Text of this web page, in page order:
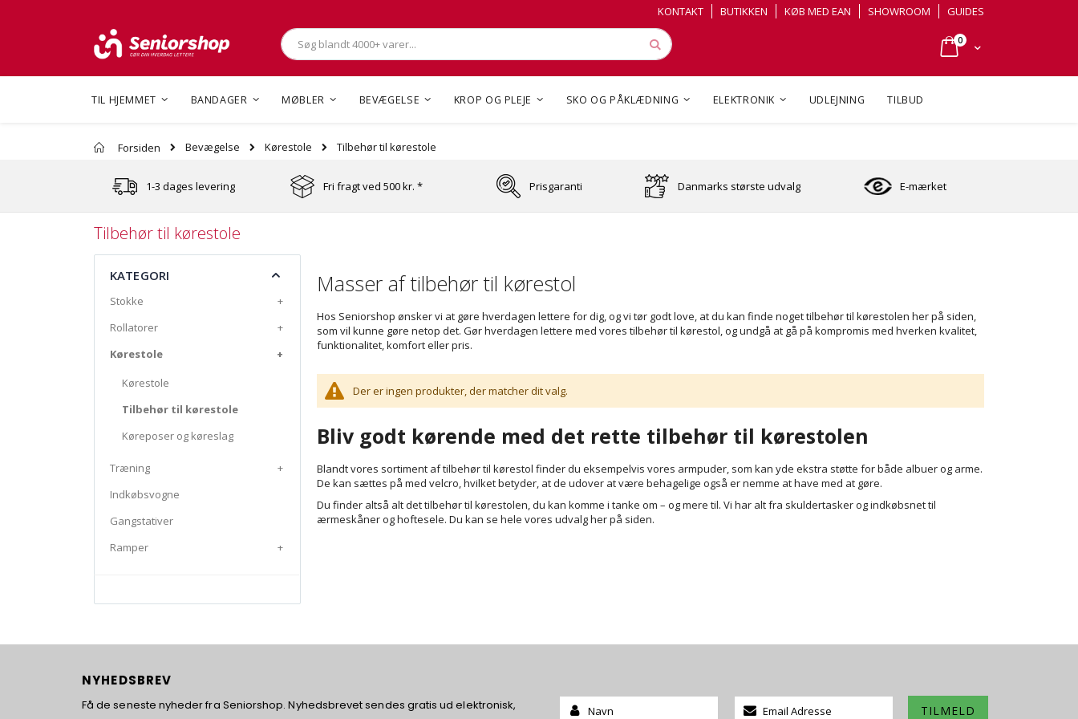
Cart
0varer
Søg
Søg
to
to
KONTAKT BUTIKKEN KØB MED EAN SHOWROOM GUIDES
TIL HJEMMET BANDAGER MØBLER BEVÆGELSE KROP OG PLEJE SKO OG PÅKLÆDNING ELEKTRONIK UDLEJNING TILBUD
Forsiden Bevægelse Kørestole Tilbehør til kørestole
1-3 dages levering Fri fragt ved 500 kr. * Prisgaranti Danmarks største udvalg E-mærket
Tilbehør til kørestole
Masser af tilbehør til kørestol
Hos Seniorshop ønsker vi at gøre hverdagen lettere for dig, og vi tør godt love, at du kan finde noget tilbehør til kørestolen her på siden,
som vil kunne gøre netop det. Gør hverdagen lettere med vores tilbehør til kørestol, og undgå at gå på kompromis med hverken kvalitet,
funktionalitet, komfort eller pris.
Der er ingen produkter, der matcher dit valg.
Bliv godt kørende med det rette tilbehør til kørestolen
Blandt vores sortiment af tilbehør til kørestol finder du eksempelvis vores armpuder, som kan yde ekstra støtte for både albuer og arme.
De kan sættes på med velcro, hvilket betyder, at de udover at være behagelige også er nemme at have med at gøre.
Du finder altså alt det tilbehør til kørestolen, du kan komme i tanke om – og mere til. Vi har alt fra skuldertasker og indkøbsnet til
ærmeskåner og hoftesele. Du kan se hele vores udvalg her på siden.
KATEGORI
Stokke
+
Rollatorer
+
Kørestole
+
Kørestole
Tilbehør til kørestole
Køreposer og køreslag
Træning
+
Indkøbsvogne
Gangstativer
Ramper
+
NYHEDSBREV
Få de seneste nyheder fra Seniorshop. Nyhedsbrevet sendes gratis ud elektronisk,
Name:
Tilmeld
TILMELD